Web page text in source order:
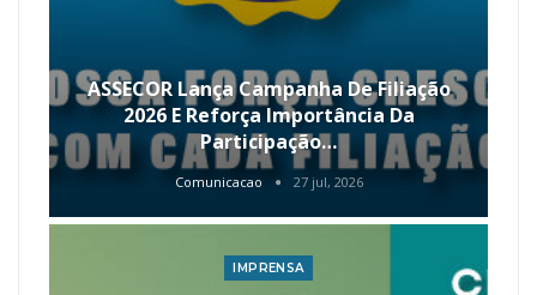
ASSECOR Lança Campanha De Filiação
2026 E Reforça Importância Da
Participação…
Comunicacao 27 jul, 2026
IMPRENSA